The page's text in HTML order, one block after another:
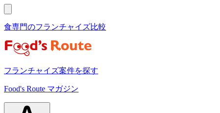
食専門のフランチャイズ比較
フランチャイズ案件を探す
Food's Route マガジン